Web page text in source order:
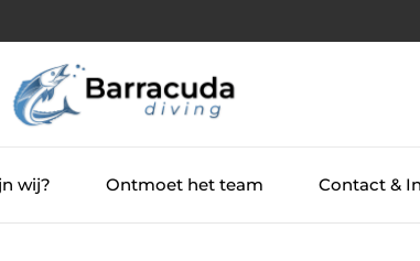
wij? Ontmoet het team Contact &